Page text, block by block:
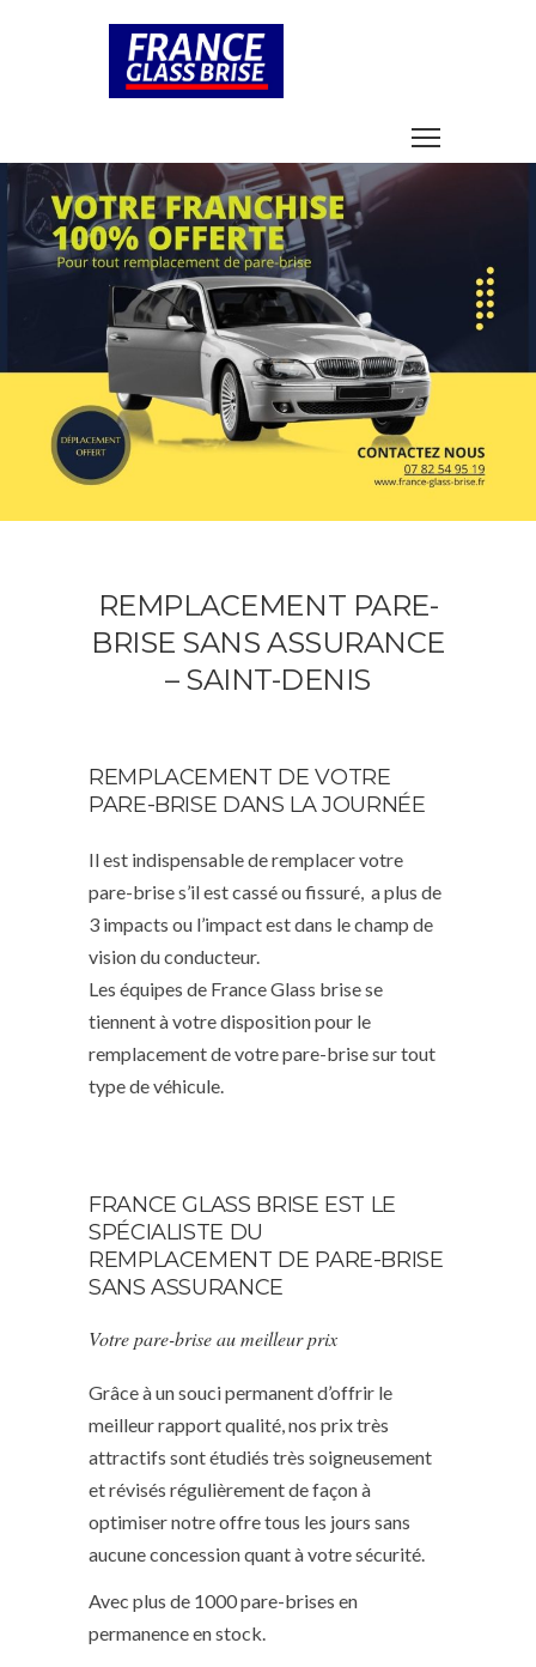
REMPLACEMENT PARE-
BRISE SANS ASSURANCE
– SAINT-DENIS
REMPLACEMENT DE VOTRE
PARE-BRISE DANS LA JOURNÉE
Il est indispensable de remplacer votre
pare-brise s’il est cassé ou fissuré, a plus de
3 impacts ou l’impact est dans le champ de
vision du conducteur.
Les équipes de France Glass brise se
tiennent à votre disposition pour le
remplacement de votre pare-brise sur tout
type de véhicule.
FRANCE GLASS BRISE EST LE
SPÉCIALISTE DU
REMPLACEMENT DE PARE-BRISE
SANS ASSURANCE
Votre pare-brise au meilleur prix
Grâce à un souci permanent d’offrir le
meilleur rapport qualité, nos prix très
attractifs sont étudiés très soigneusement
et révisés régulièrement de façon à
optimiser notre offre tous les jours sans
aucune concession quant à votre sécurité.
Avec plus de 1000 pare-brises en
permanence en stock.